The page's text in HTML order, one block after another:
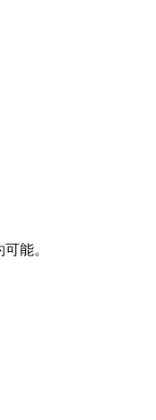
能。